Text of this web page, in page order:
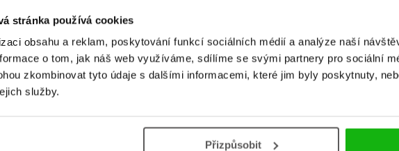
stránka používá cookies
obsahu a reklam, poskytování funkcí sociálních médií a analýze naší
o tom, jak náš web využíváme, sdílíme se svými partnery pro sociální
zkombinovat tyto údaje s dalšími informacemi, které jim byly poskytnuty,
služby.
Přizpůsobit
Přihlásit
MOHLO BY VÁS TAKÉ ZAJÍMAT